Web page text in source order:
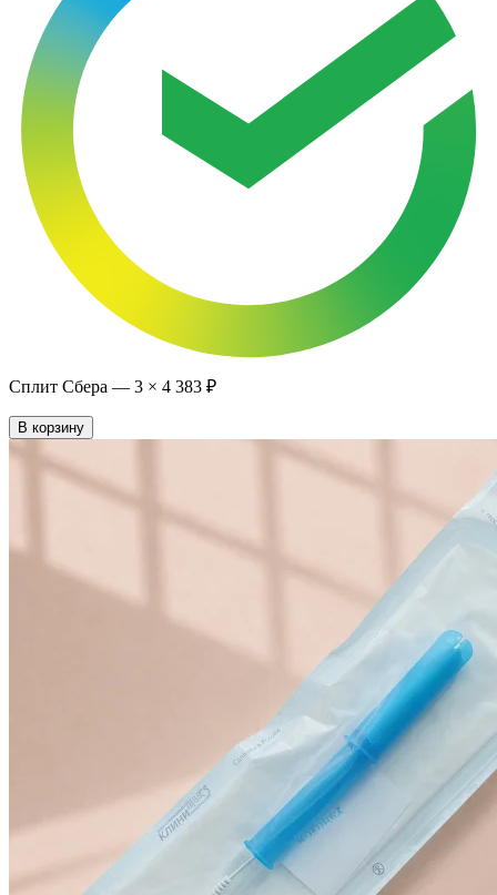
Сплит Сбера — 3 × 4 383 ₽
В корзину